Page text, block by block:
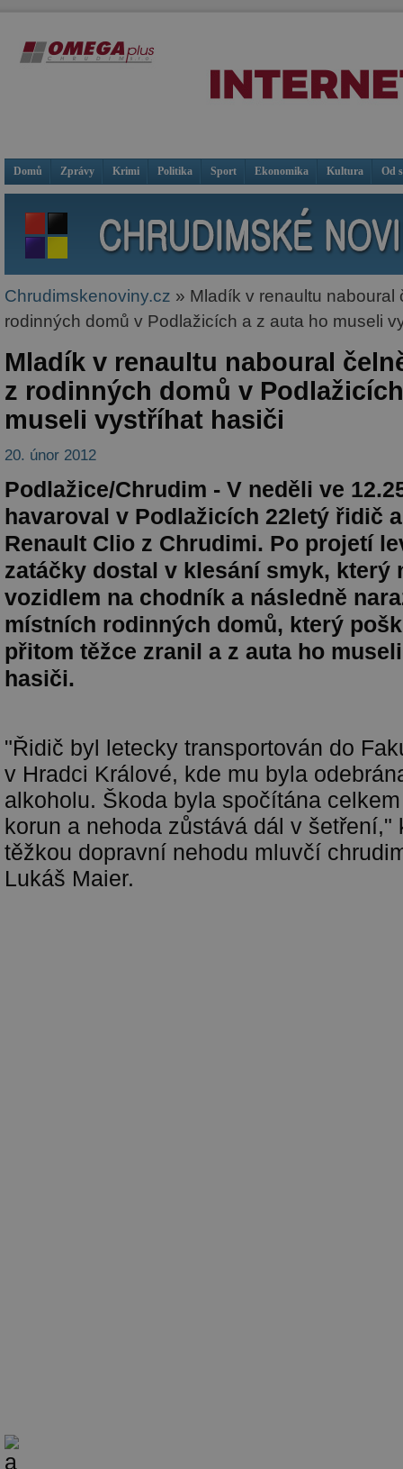
Domů Zprávy Krimi Politika Sport Ekonomika Kultura Od
Chrudimskenoviny.cz » Mladík v renaultu naboural
rodinných domů v Podlažicích a z auta ho museli
Mladík v renaultu naboural
z rodinných domů v
museli vystříhat hasiči
20. únor 2012
Podlažice/Chrudim - V neděli ve
havaroval v Podlažicích 22letý řidič
Renault Clio z Chrudimi. Po projetí
zatáčky dostal v klesání smyk, který
vozidlem na chodník a následně
místních rodinných domů, který
přitom těžce zranil a z auta ho
hasiči.
"Řidič byl letecky transportován do
v Hradci Králové, kde mu byla
alkoholu. Škoda byla spočítána
korun a nehoda zůstává dál v šetření,"
těžkou dopravní nehodu mluvčí
Lukáš Maier.